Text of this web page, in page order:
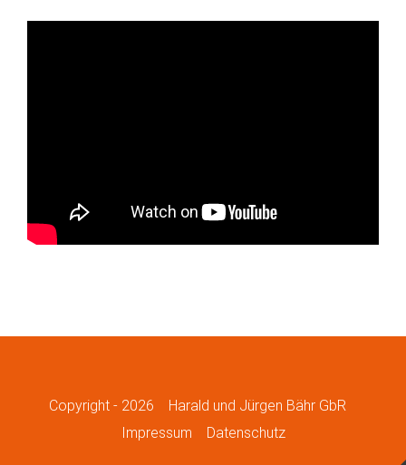
Copyright - 2026 Harald und Jürgen Bähr GbR
Impressum
Datenschutz